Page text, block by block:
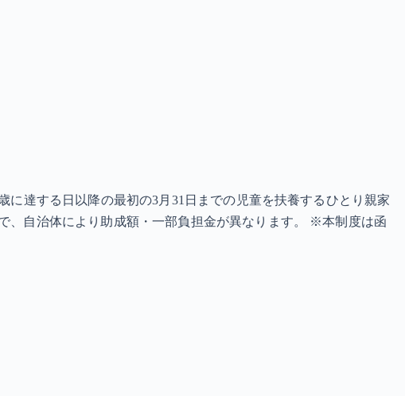
達する日以降の最初の3月31日までの児童を扶養するひとり親家
、自治体により助成額・一部負担金が異なります。 ※本制度は函